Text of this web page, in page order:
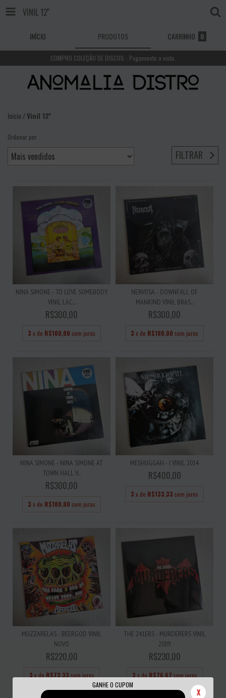
GANHE O CUPOM
X
VINIL 12''
INÍCIO PRODUTOS CARRINHO 0
COMPRO COLEÇÃO DE DISCOS - Pagamento a vista.
Início /Vinil 12''
Ordenar por
FILTRAR
NINA SIMONE - TO LOVE SOMEBODY
VINIL LAC...
R$300,00
3 x de R$100,00 sem juros
NERVOSA - DOWNFALL OF
MANKIND VINIL BRAS...
R$300,00
3 x de R$100,00 sem juros
NINA SIMONE - NINA SIMONE AT
TOWN HALL V...
R$300,00
3 x de R$100,00 sem juros
MESHUGGAH - I VINIL 2014
R$400,00
3 x de R$133,33 sem juros
MUZZARELAS - BEERGOD VINIL
NOVO
R$220,00
3 x de R$73,33 sem juros
THE 241ERS - MURDERERS VINIL
2009
R$230,00
3 x de R$76,67 sem juros